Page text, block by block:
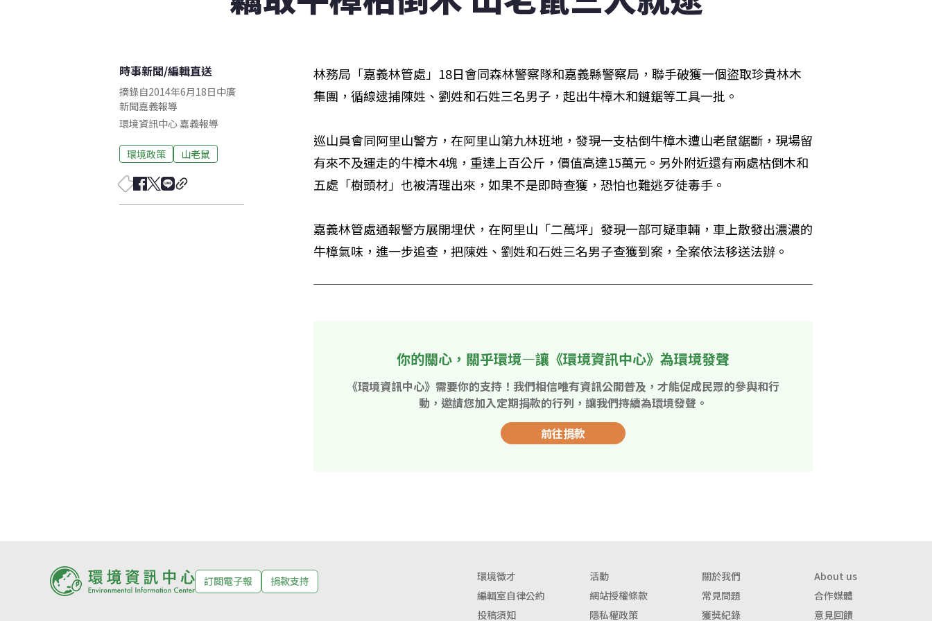
時事新聞/編輯直送
摘錄自2014年6月18日中廣
新聞嘉義報導
環境資訊中心 嘉義報導
環境政策 山老鼠
林務局「嘉義林管處」18日會同森林警察隊和嘉義縣警察局，聯手破獲一個盜取珍貴林木
集團，循線逮捕陳姓、劉姓和石姓三名男子，起出牛樟木和鏈鋸等工具一批。
巡山員會同阿里山警方，在阿里山第九林班地，發現一支枯倒牛樟木遭山老鼠鋸斷，現場留
有來不及運走的牛樟木4塊，重達上百公斤，價值高達15萬元。另外附近還有兩處枯倒木和
五處「樹頭材」也被清理出來，如果不是即時查獲，恐怕也難逃歹徒毒手。
嘉義林管處通報警方展開埋伏，在阿里山「二萬坪」發現一部可疑車輛，車上散發出濃濃的
牛樟氣味，進一步追查，把陳姓、劉姓和石姓三名男子查獲到案，全案依法移送法辦。
你的關心，關乎環境—讓《環境資訊中心》為環境發聲
《環境資訊中心》需要你的支持！我們相信唯有資訊公開普及，才能促成民眾的參與和行
動，邀請您加入定期捐款的行列，讓我們持續為環境發聲。
前往捐款
訂閱電子報 捐款支持 環境徵才 活動 關於我們
About us
編輯室自律公約
網站授權條款 常見問題
合作媒體
投稿須知
隱私權政策 獲獎紀錄 意見回饋